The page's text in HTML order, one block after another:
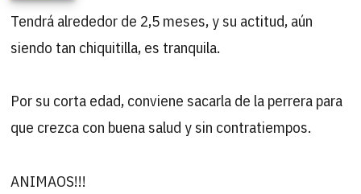
Tendrá alrededor de 2,5 meses, y su actitud, aún
siendo tan chiquitilla, es tranquila.
Por su corta edad, conviene sacarla de la perrera para
que crezca con buena salud y sin contratiempos.
ANIMAOS!!!